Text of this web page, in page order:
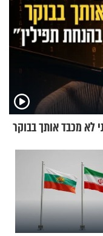
לא מכבד אותך בבוקר